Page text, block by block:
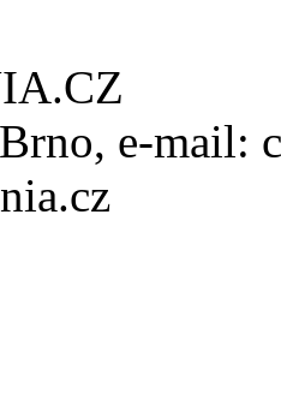
e-mail: